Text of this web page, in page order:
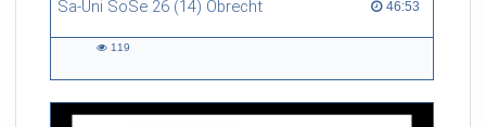
Sa-Uni SoSe 26 (14) Obrecht 46:53
46:53 duration
119